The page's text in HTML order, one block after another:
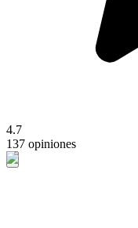
4.7
137 opiniones